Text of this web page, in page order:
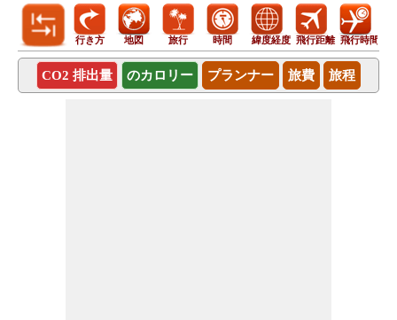
行き方 地図 旅行 時間 緯度経度 飛行距離 飛行時間
CO2 排出量 のカロリー プランナー 旅費 旅程